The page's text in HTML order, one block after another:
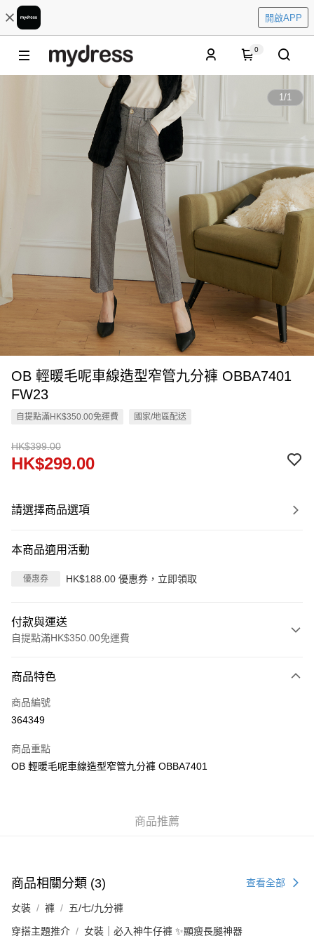
開啟APP
0
1/1
OB 輕暖毛呢車線造型窄管九分褲 OBBA7401
FW23
自提點滿HK$350.00免運費 國家/地區配送
HK$399.00
HK$299.00
請選擇商品選項
本商品適用活動
優惠券 HK$188.00 優惠券，立即領取
付款與運送
自提點滿HK$350.00免運費
信用卡
Apple Pay
PayMe
付款後順豐站及營業點
每筆HK$40.00，滿HK$350.00或以上免運費
付款後順豐合作便利店
商品特色
商品編號
364349
商品重點
OB 輕暖毛呢車線造型窄管九分褲 OBBA7401
商品推薦
商品相關分類 (3) 查看全部
女裝 褲 五/七/九分褲
穿搭主題推介 女裝｜必入神牛仔褲 ✨顯瘦長腿神器